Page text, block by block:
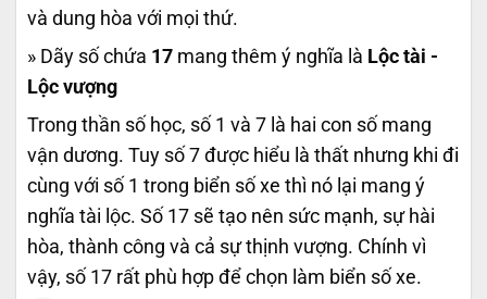
và dung hòa với mọi thứ.
» Dãy số chứa 17 mang thêm ý nghĩa là Lộc tài -
Lộc vượng
Trong thần số học, số 1 và 7 là hai con số mang
vận dương. Tuy số 7 được hiểu là thất nhưng khi đi
cùng với số 1 trong biển số xe thì nó lại mang ý
nghĩa tài lộc. Số 17 sẽ tạo nên sức mạnh, sự hài
hòa, thành công và cả sự thịnh vượng. Chính vì
vậy, số 17 rất phù hợp để chọn làm biển số xe.